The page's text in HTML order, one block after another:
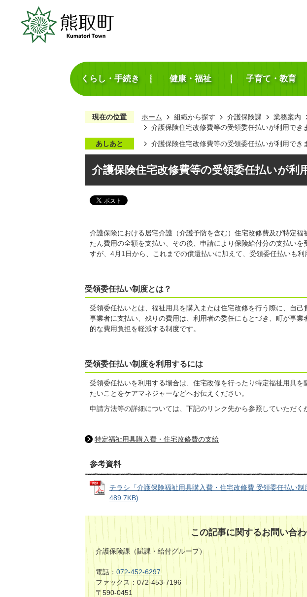
くらし・手続き 健康・福祉 子育て・教育
現在の位置 ホーム 組織から探す 介護保険課 業務案内
介護保険住宅改修費等の受領委任払いが利用でき
あしあと 介護保険住宅改修費等の受領委任払いが利用でき
介護保険住宅改修費等の受領委任払いが利
介護保険における居宅介護（介護予防を含む）住宅改修費及び特定福
たん費用の全額を支払い、その後、申請により保険給付分の支払いを
すが、4月1日から、これまでの償還払いに加えて、受領委任払いも利
受領委任払い制度とは？
受領委任払いとは、福祉用具を購入または住宅改修を行う際に、自
事業者に支払い、残りの費用は、利用者の委任にもとづき、町が事
的な費用負担を軽減する制度です。
受領委任払い制度を利用するには
受領委任払いを利用する場合は、住宅改修を行ったり特定福祉用具を
たいことをケアマネジャーなどへお伝えください。
申請方法等の詳細については、下記のリンク先から参照していただく
特定福祉用具購入費・住宅改修費の支給
参考資料
チラシ「介護保険福祉用具購入費・住宅改修費 受領委任払い
489.7KB)
この記事に関するお問い合
介護保険課（賦課・給付グループ）
電話： 072-452-6297
ファックス：072-453-7196
〒590-0451